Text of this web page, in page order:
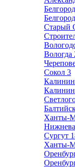
Белгород
Старый
Вологда
Сокол 3
Ханты-
Сургут
Ханты-